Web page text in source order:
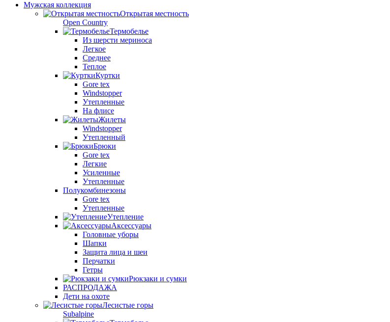
Мужская коллекция
Открытая местность
Open Country
Термобелье
Из шерсти мериноса
Легкое
Среднее
Теплое
Куртки
Gore tex
Windstopper
Утепленные
На флисе
Жилеты
Windstopper
Утепленный
Брюки
Gore tex
Легкие
Усиленные
Утепленные
Полукомбинезоны
Gore tex
Утепленные
Утепление
Аксессуары
Головные уборы
Шапки
Защита лица и шеи
Перчатки
Гетры
Рюкзаки и сумки
РАСПРОДАЖА
Дети на охоте
Лесистые горы
Subalpine